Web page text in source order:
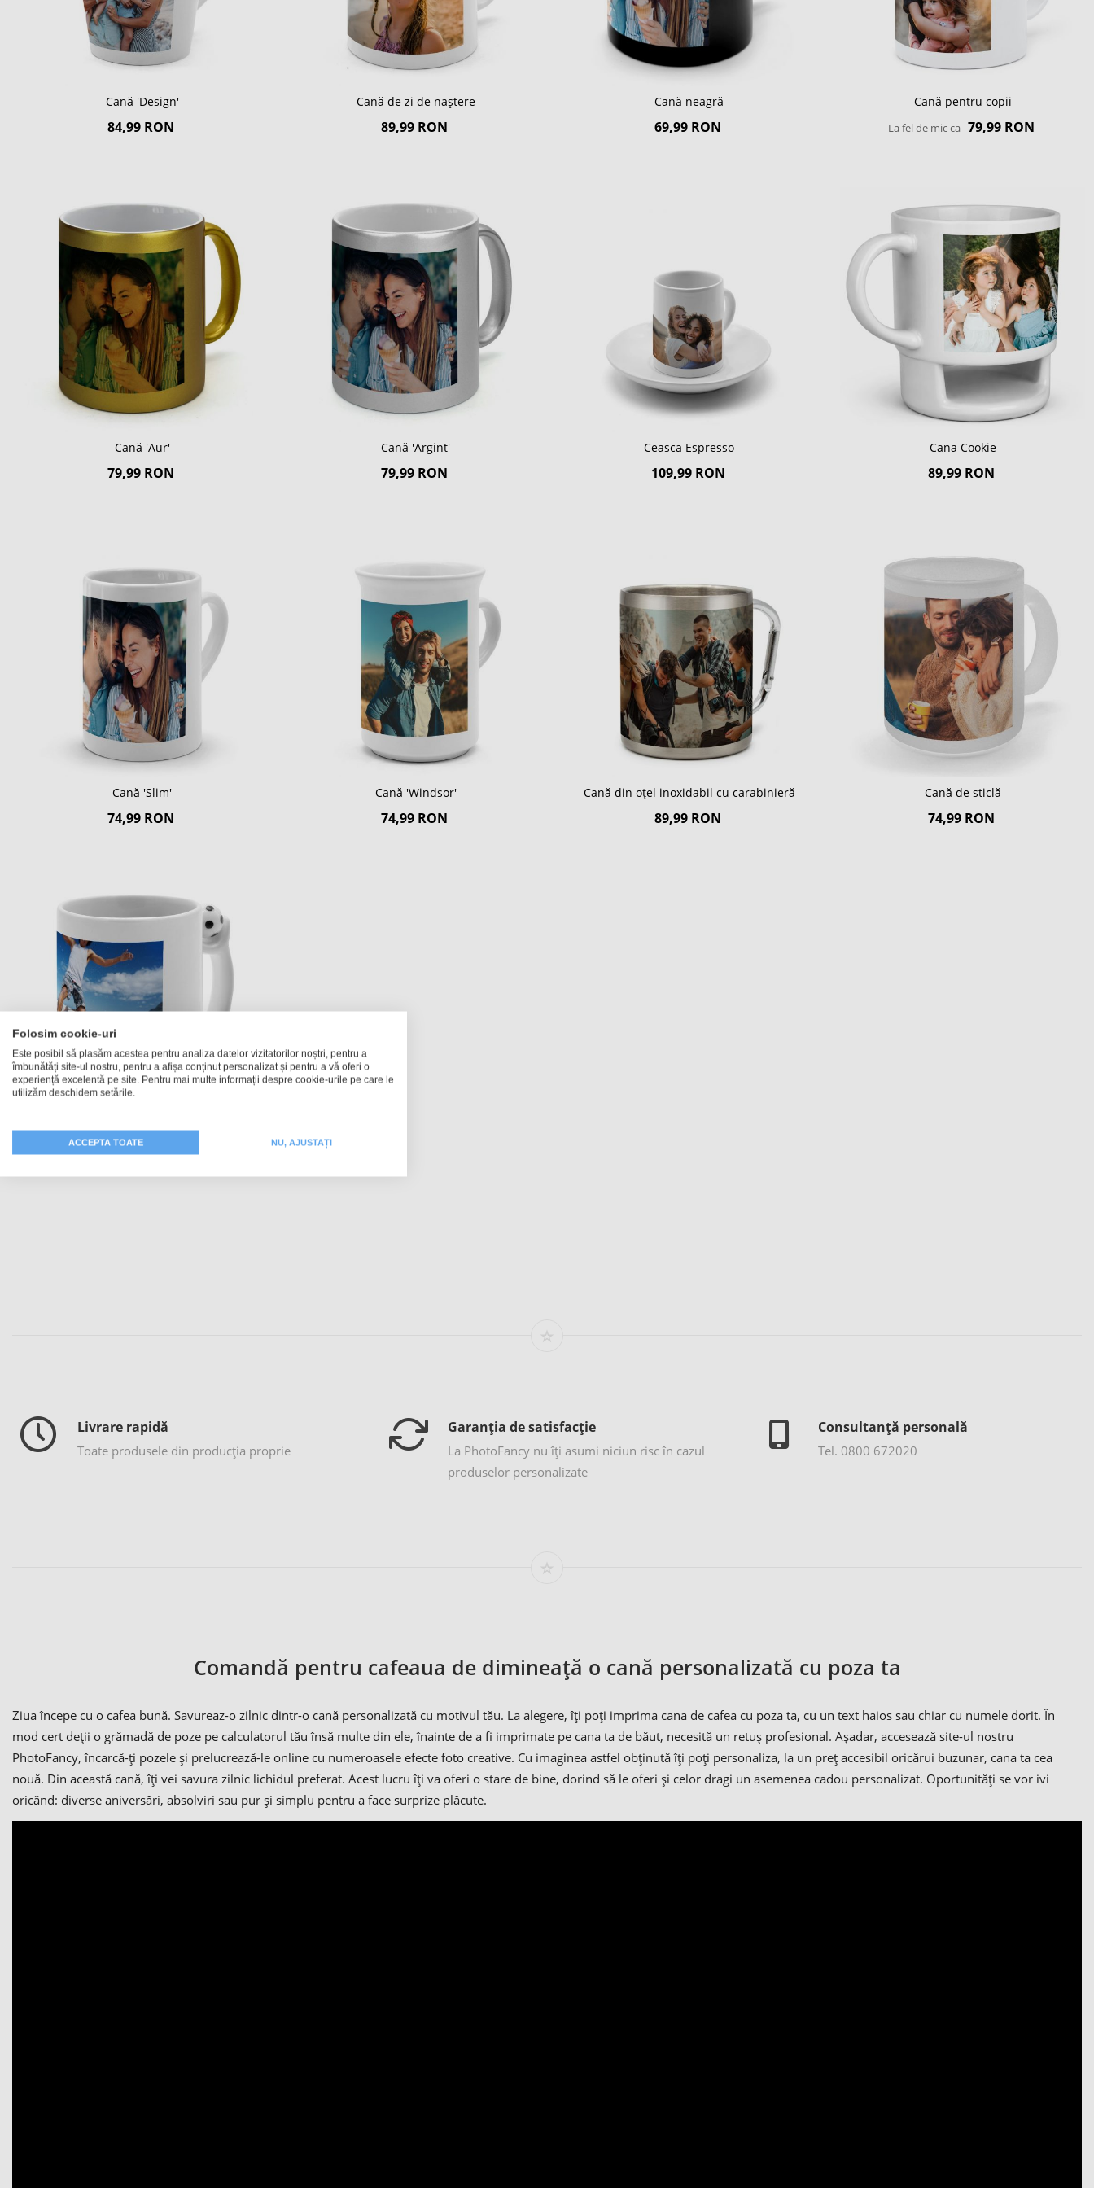
Cană 'Design'
84,99 RON
Cană de zi de naștere
89,99 RON
Cană neagră
69,99 RON
Cană pentru copii
La fel de mic ca 79,99 RON
Cană 'Aur'
79,99 RON
Cană 'Argint'
79,99 RON
Ceasca Espresso
109,99 RON
Cana Cookie
89,99 RON
Cană 'Slim'
74,99 RON
Cană 'Windsor'
74,99 RON
Cană din oțel inoxidabil cu carabinieră
89,99 RON
Cană de sticlă
74,99 RON
Cană de fotbal
Livrare rapidă
Toate produsele din producția proprie
Garanția de satisfacție
La PhotoFancy nu îţi asumi niciun risc în cazul
produselor personalizate
Consultanță personală
Tel. 0800 672020
Comandă pentru cafeaua de dimineață o cană personalizată cu poza ta
Ziua începe cu o cafea bună. Savureaz-o zilnic dintr-o cană personalizată cu motivul tău. La alegere, îți poți imprima cana de cafea cu poza ta, cu un text haios sau chiar cu numele dorit. În
mod cert deții o grămadă de poze pe calculatorul tău însă multe din ele, înainte de a fi imprimate pe cana ta de băut, necesită un retuș profesional. Așadar, accesează site-ul nostru
PhotoFancy, încarcă-ți pozele și prelucrează-le online cu numeroasele efecte foto creative. Cu imaginea astfel obținută îți poți personaliza, la un preț accesibil oricărui buzunar, cana ta cea
nouă. Din această cană, îți vei savura zilnic lichidul preferat. Acest lucru îți va oferi o stare de bine, dorind să le oferi și celor dragi un asemenea cadou personalizat. Oportunități se vor ivi
oricând: diverse aniversări, absolviri sau pur și simplu pentru a face surprize plăcute.
Folosim cookie-uri
Este posibil să plasăm acestea pentru analiza datelor vizitatorilor noștri, pentru a
îmbunătăți site-ul nostru, pentru a afișa conținut personalizat și pentru a vă oferi o
experiență excelentă pe site. Pentru mai multe informații despre cookie-urile pe care le
utilizăm deschidem setările.
ACCEPTA TOATE NU, AJUSTAȚI